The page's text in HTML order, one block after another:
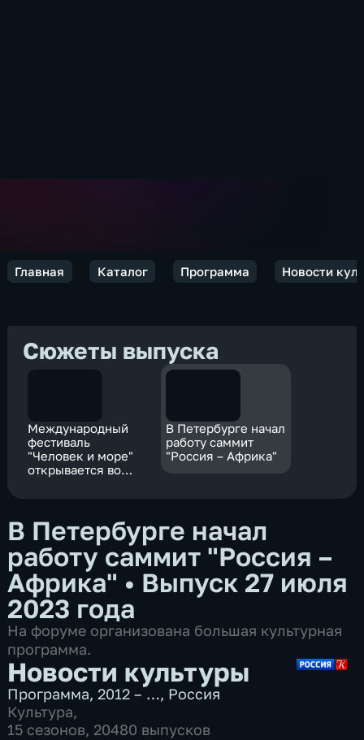
Главная Каталог Программа Новости
Сюжеты выпуска
Международный
фестиваль
"Человек и море"
открывается во
В Петербурге начал
работу саммит
"Россия – Африка"
В Петербурге начал
работу саммит "Россия –
Африка" • Выпуск 27 июля
2023 года
На форуме организована большая культурная
программа.
Новости культуры
Программа,2012 – …, Россия
Культура,
15 сезонов, 20480 выпусков